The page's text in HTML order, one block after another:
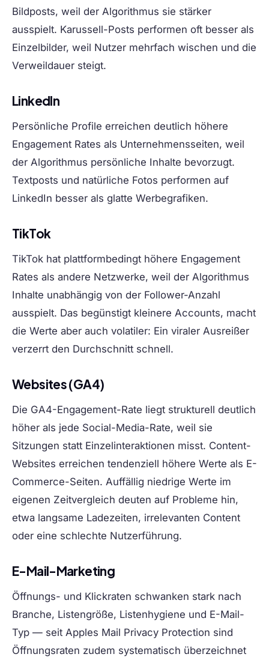
Bildposts, weil der Algorithmus sie stärker
ausspielt. Karussell-Posts performen oft besser als
Einzelbilder, weil Nutzer mehrfach wischen und die
Verweildauer steigt.
LinkedIn
Persönliche Profile erreichen deutlich höhere
Engagement Rates als Unternehmensseiten, weil
der Algorithmus persönliche Inhalte bevorzugt.
Textposts und natürliche Fotos performen auf
LinkedIn besser als glatte Werbegrafiken.
TikTok
TikTok hat plattformbedingt höhere Engagement
Rates als andere Netzwerke, weil der Algorithmus
Inhalte unabhängig von der Follower-Anzahl
ausspielt. Das begünstigt kleinere Accounts, macht
die Werte aber auch volatiler: Ein viraler Ausreißer
verzerrt den Durchschnitt schnell.
Websites (GA4)
Die GA4-Engagement-Rate liegt strukturell deutlich
höher als jede Social-Media-Rate, weil sie
Sitzungen statt Einzelinteraktionen misst. Content-
Websites erreichen tendenziell höhere Werte als E-
Commerce-Seiten. Auffällig niedrige Werte im
eigenen Zeitvergleich deuten auf Probleme hin,
etwa langsame Ladezeiten, irrelevanten Content
oder eine schlechte Nutzerführung.
E-Mail-Marketing
Öffnungs- und Klickraten schwanken stark nach
Branche, Listengröße, Listenhygiene und E-Mail-
Typ — seit Apples Mail Privacy Protection sind
Öffnungsraten zudem systematisch überzeichnet